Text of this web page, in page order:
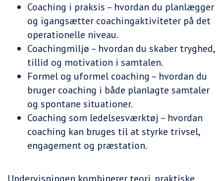
Coaching i praksis – hvordan du planlægger
og igangsætter coachingaktiviteter på det
operationelle niveau.
Coachingmiljø – hvordan du skaber tryghed,
tillid og motivation i samtalen.
Formel og uformel coaching – hvordan du
bruger coaching i både planlagte samtaler
og spontane situationer.
Coaching som ledelsesværktøj – hvordan
coaching kan bruges til at styrke trivsel,
engagement og præstation.